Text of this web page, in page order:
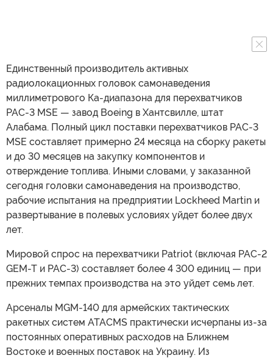
Единственный производитель активных
радиолокационных головок самонаведения
миллиметрового Ка-диапазона для перехватчиков
PAC-3 MSE — завод Boeing в Хантсвилле, штат
Алабама. Полный цикл поставки перехватчиков PAC-3
MSE составляет примерно 24 месяца на сборку ракеты
и до 30 месяцев на закупку компонентов и
отверждение топлива. Иными словами, у заказанной
сегодня головки самонаведения на производство,
рабочие испытания на предприятии Lockheed Martin и
развертывание в полевых условиях уйдет более двух
лет.
Мировой спрос на перехватчики Patriot (включая PAC-2
GEM-T и PAC-3) составляет более 4 300 единиц — при
прежних темпах производства на это уйдет семь лет.
Арсеналы MGM-140 для армейских тактических
ракетных систем ATACMS практически исчерпаны из-за
постоянных оперативных расходов на Ближнем
Востоке и военных поставок на Украину. Из